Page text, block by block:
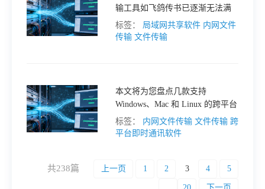
输工具如飞鸽传书已逐渐无法满
足现代企业的需求。本文将盘点 5
款现代局域网文件传输工具，仅
标签： 局域网共享软件 内网文件
传输 文件传输
本文将为您盘点几款支持
Windows、Mac 和 Linux 的跨平台
内网文件传输工具，仅供参考。
标签： 内网文件传输 文件传输 跨
平台即时通讯软件
共238篇 上一页 1 2 3 4 5